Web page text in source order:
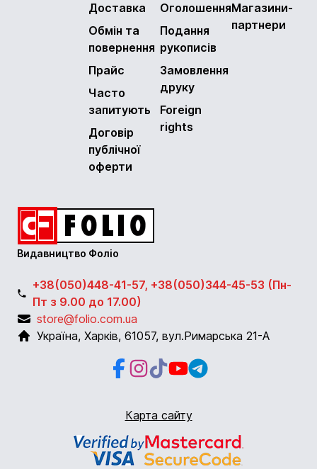
Доставка
Обмін та
повернення
Прайс
Часто
запитують
Договір
публічної
оферти
Оголошення
Подання
рукописів
Замовлення
друку
Foreign
rights
Магазини-
партнери
Видавництво Фоліо
+38(050)448-41-57, +38(050)344-45-53 (Пн-
Пт з 9.00 до 17.00)
store@folio.com.ua
Україна, Харків, 61057, вул.Римарська 21-А
Facebook
Instagram
Instagram
YoutubeTelegram
Карта сайту